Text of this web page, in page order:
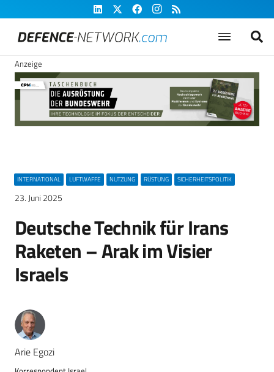
Anzeige
INTERNATIONAL LUFTWAFFE NUTZUNG RÜSTUNG SICHERHEITSPOLITIK
23. Juni 2025
Deutsche Technik für Irans
Raketen – Arak im Visier
Israels
Arie Egozi